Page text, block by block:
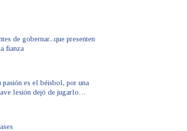
de gobernar...que presenten
fianza
pasión es el béisbol, por una
lesión dejó de jugarlo…